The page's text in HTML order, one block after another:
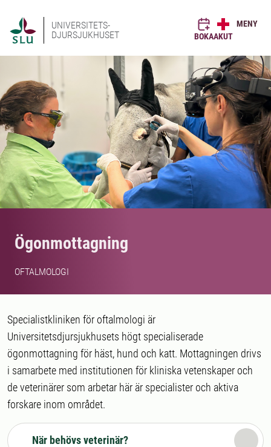
UNIVERSITETS-
DJURSJUKHUSET
BOKAAKUT
MENY
Ögonmottagning
OFTALMOLOGI
Specialistkliniken för oftalmologi är
Universitetsdjursjukhusets högt specialiserade
ögonmottagning för häst, hund och katt. Mottagningen drivs
i samarbete med institutionen för kliniska vetenskaper och
de veterinärer som arbetar här är specialister och aktiva
forskare inom området.
När behövs veterinär?